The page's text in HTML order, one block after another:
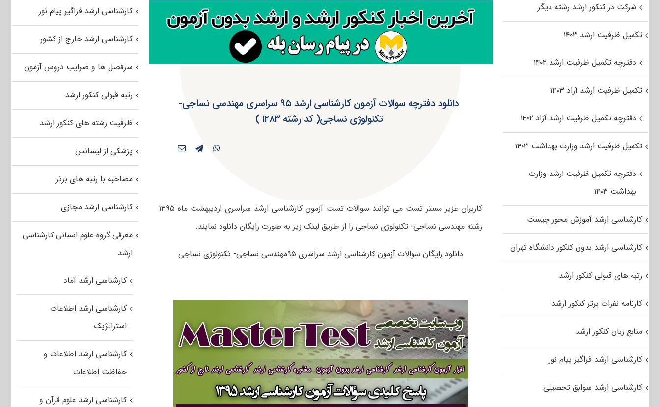
دانلود دفترچه سوالات آزمون کارشناسی ارشد ۹۵ سراسری مهندسی نساجی-
تکنولوژی نساجی( کد رشته ۱۲۸۳ )
کاربران عزیز مستر تست می توانند سوالات تست آزمون کارشناسی ارشد سراسری اردیبهشت ماه ۱۳۹۵
رشته مهندسی نساجی- تکنولوژی نساجی را از طریق لینک زیر به صورت رایگان دانلود نمایند.
دانلود رایگان سوالات آزمون کارشناسی ارشد سراسری ۹۵مهندسی نساجی- تکنولوژی نساجی
کارشناسی ارشد فراگیر پیام نور
کارشناسی ارشد خارج از کشور
سرفصل ها و ضرایب دروس آزمون
رتبه قبولی کنکور ارشد
ظرفیت رشته های کنکور ارشد
پزشکی از لیسانس
مصاحبه با رتبه های برتر
کارشناسی ارشد مجازی
معرفی گروه علوم انسانی کارشناسی
ارشد
کارشناسی ارشد آماد
کارشناسی ارشد اطلاعات
استراتژیک
کارشناسی ارشد اطلاعات و
حفاظت اطلاعات
کارشناسی ارشد علوم قرآن و
شرکت در کنکور ارشد رشته دیگر
تکمیل ظرفیت ارشد ۱۴۰۳
دفترچه تکمیل ظرفیت ارشد ۱۴۰۲
تکمیل ظرفیت ارشد آزاد ۱۴۰۳
دفترچه تکمیل ظرفیت ارشد آزاد ۱۴۰۲
تکمیل ظرفیت ارشد وزارت بهداشت ۱۴۰۳
دفترچه تکمیل ظرفیت ارشد وزارت
بهداشت ۱۴۰۳
کارشناسی ارشد آموزش محور چیست
کارشناسی ارشد بدون کنکور دانشگاه تهران
رتبه های قبولی کنکور ارشد
کارنامه نفرات برتر کنکور ارشد
منابع زبان کنکور ارشد
کارشناسی ارشد فراگیر پیام نور
کارشناسی ارشد سوابق تحصیلی